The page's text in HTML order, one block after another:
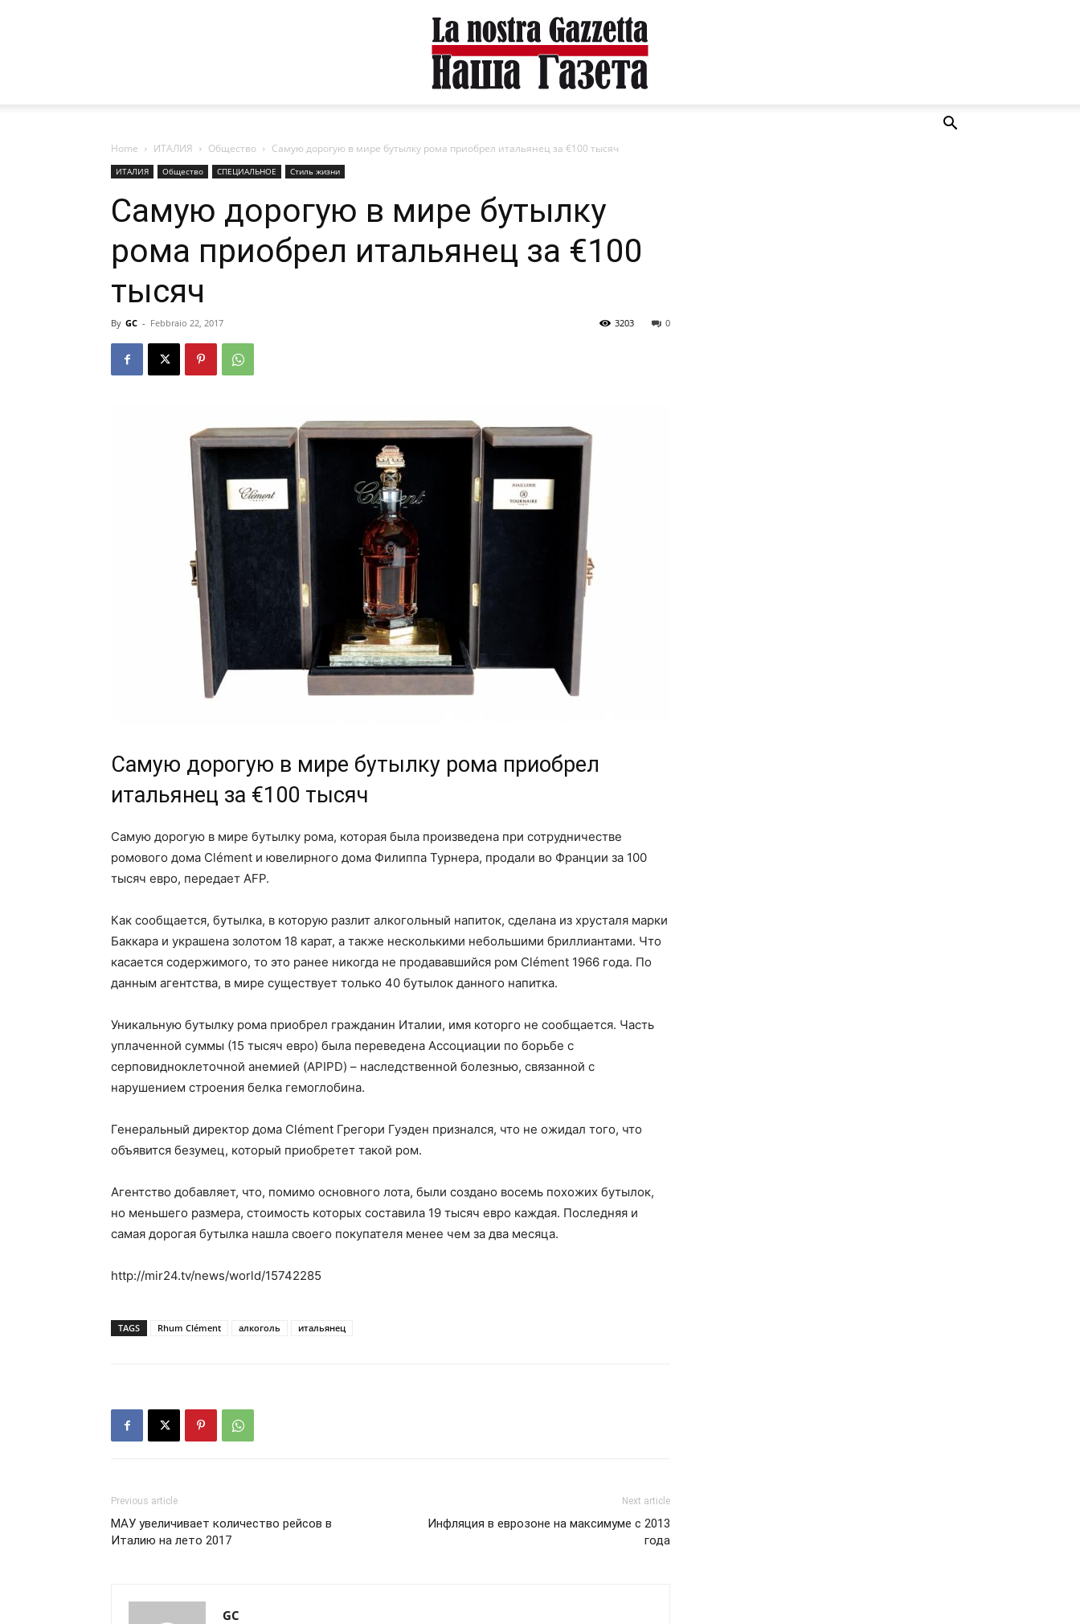
Home ИТАЛИЯ Общество Самую дорогую в мире бутылку рома приобрел итальянец за €100 тысяч
ИТАЛИЯ Общество СПЕЦИАЛЬНОЕ Стиль жизни
Самую дорогую в мире бутылку
рома приобрел итальянец за €100
тысяч
By GC - Febbraio 22, 2017 0
3203
Самую дорогую в мире бутылку рома приобрел
итальянец за €100 тысяч
Самую дорогую в мире бутылку рома, которая была произведена при сотрудничестве
ромового дома Clément и ювелирного дома Филиппа Турнера, продали во Франции за 100
тысяч евро, передает AFP.
Как сообщается, бутылка, в которую разлит алкогольный напиток, сделана из хрусталя марки
Баккара и украшена золотом 18 карат, а также несколькими небольшими бриллиантами. Что
касается содержимого, то это ранее никогда не продававшийся ром Clément 1966 года. По
данным агентства, в мире существует только 40 бутылок данного напитка.
Уникальную бутылку рома приобрел гражданин Италии, имя которго не сообщается. Часть
уплаченной суммы (15 тысяч евро) была переведена Ассоциации по борьбе с
серповидноклеточной анемией (APIPD) – наследственной болезнью, связанной с
нарушением строения белка гемоглобина.
Генеральный директор дома Clément Грегори Гуэден признался, что не ожидал того, что
объявится безумец, который приобретет такой ром.
Агентство добавляет, что, помимо основного лота, были создано восемь похожих бутылок,
но меньшего размера, стоимость которых составила 19 тысяч евро каждая. Последняя и
самая дорогая бутылка нашла своего покупателя менее чем за два месяца.
http://mir24.tv/news/world/15742285
TAGS Rhum Clément алкоголь итальянец
Previous article
МАУ увеличивает количество рейсов в
Италию на лето 2017
Next article
Инфляция в еврозоне на максимуме с 2013
года
GC